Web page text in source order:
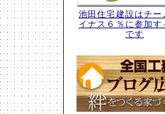
池田住宅建設はチー
イナス６％に参加す
です